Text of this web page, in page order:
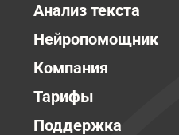
Анализ текста
Нейропомощник
Компания
Тарифы
Поддержка